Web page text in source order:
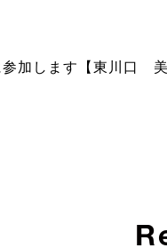
加します【東川口 美